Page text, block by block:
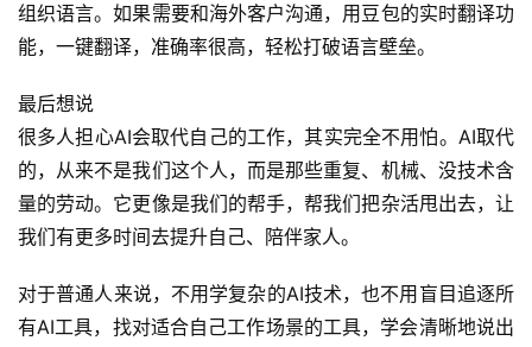
组织语言。如果需要和海外客户沟通，用豆包的实时翻译功
能，一键翻译，准确率很高，轻松打破语言壁垒。
最后想说
很多人担心AI会取代自己的工作，其实完全不用怕。AI取代
的，从来不是我们这个人，而是那些重复、机械、没技术含
量的劳动。它更像是我们的帮手，帮我们把杂活甩出去，让
我们有更多时间去提升自己、陪伴家人。
对于普通人来说，不用学复杂的AI技术，也不用盲目追逐所
有AI工具，找对适合自己工作场景的工具，学会清晰地说出